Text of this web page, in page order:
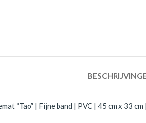
BESCHRIJVING
“Tao” | Fijne band | PVC | 45 cm x 33